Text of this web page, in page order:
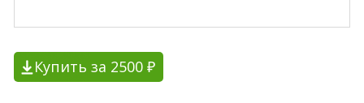
Купить за 2500 ₽